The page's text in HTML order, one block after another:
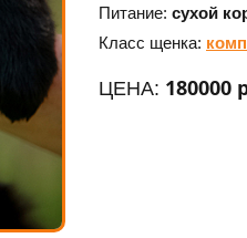
Питание: сухой
Класс щенка:
ЦЕНА: 180000